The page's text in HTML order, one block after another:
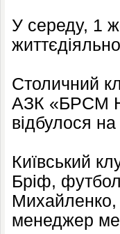
У середу, 1
Столичний
АЗК «БРСМ
відбулося
Київський
Бріф,
менеджер